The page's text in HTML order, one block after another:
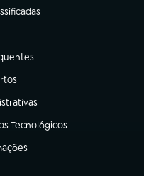
nova aba)
aba)
Tecnológicos
aba)